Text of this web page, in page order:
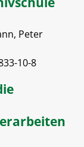
Peter
10-8